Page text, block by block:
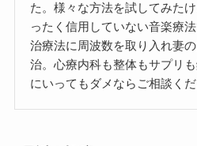
た。様々な方法を試してみた
ったく信用していない音楽療法
治療法に周波数を取り入れ妻
治。心療内科も整体もサプリ
にいってもダメならご相談くだ